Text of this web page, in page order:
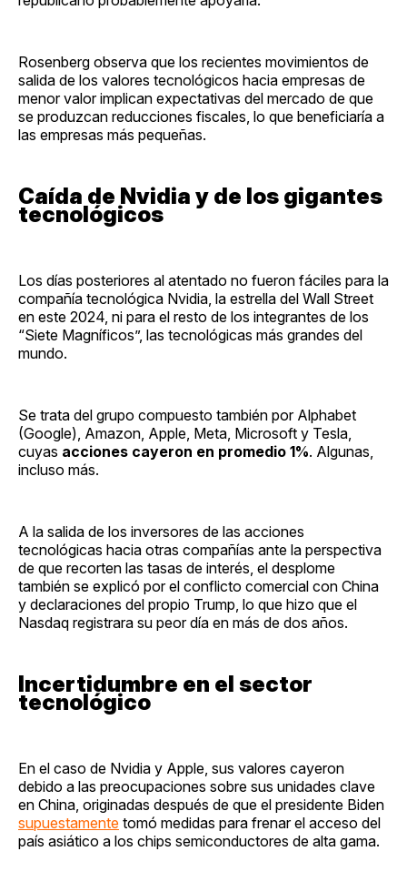
Rosenberg observa que los recientes movimientos de
salida de los valores tecnológicos hacia empresas de
menor valor implican expectativas del mercado de que
se produzcan reducciones fiscales, lo que beneficiaría a
las empresas más pequeñas.
Caída de Nvidia y de los gigantes
tecnológicos
Los días posteriores al atentado no fueron fáciles para la
compañía tecnológica Nvidia, la estrella del Wall Street
en este 2024, ni para el resto de los integrantes de los
“Siete Magníficos”, las tecnológicas más grandes del
mundo.
Se trata del grupo compuesto también por Alphabet
(Google), Amazon, Apple, Meta, Microsoft y Tesla,
cuyas acciones cayeron en promedio 1%. Algunas,
incluso más.
A la salida de los inversores de las acciones
tecnológicas hacia otras compañías ante la perspectiva
de que recorten las tasas de interés, el desplome
también se explicó por el conflicto comercial con China
y declaraciones del propio Trump, lo que hizo que el
Nasdaq registrara su peor día en más de dos años.
Incertidumbre en el sector
tecnológico
En el caso de Nvidia y Apple, sus valores cayeron
debido a las preocupaciones sobre sus unidades clave
en China, originadas después de que el presidente Biden
supuestamente tomó medidas para frenar el acceso del
país asiático a los chips semiconductores de alta gama.